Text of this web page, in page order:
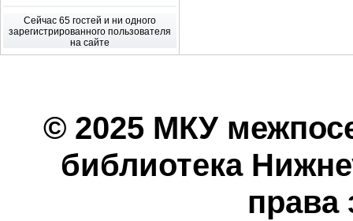
Сейчас 65 гостей и ни одного
зарегистрированного пользователя
на сайте
© 2025 МКУ
библиотека